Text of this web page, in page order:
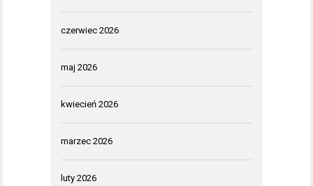
czerwiec 2026
maj 2026
kwiecień 2026
marzec 2026
luty 2026